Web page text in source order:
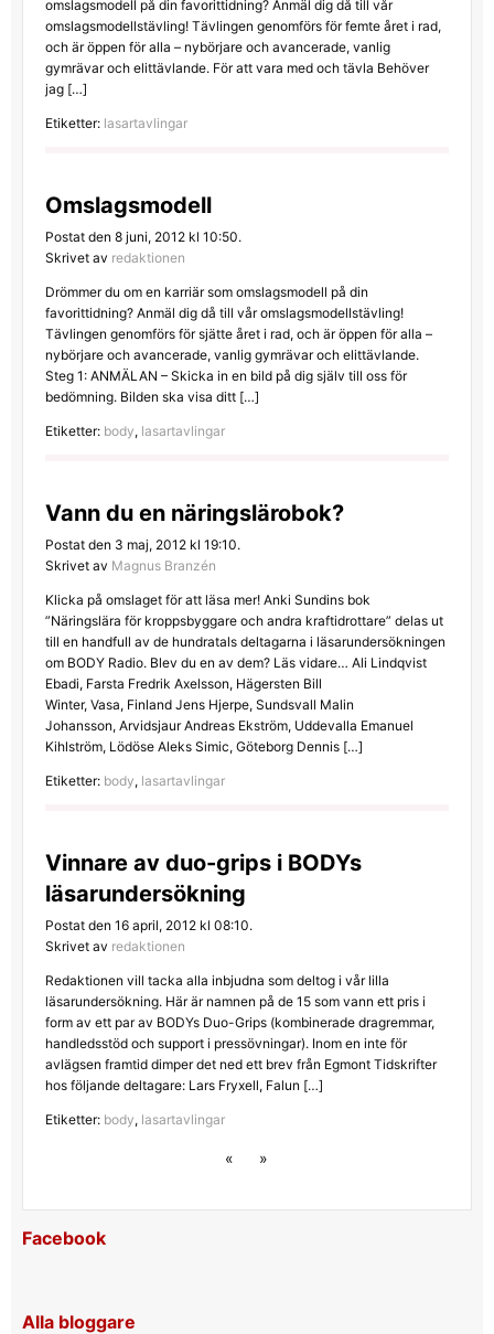
omslagsmodell på din favorittidning? Anmäl dig då till vår
omslagsmodellstävling! Tävlingen genomförs för femte året i rad,
och är öppen för alla – nybörjare och avancerade, vanlig
gymrävar och elittävlande. För att vara med och tävla Behöver
jag […]
Etiketter: lasartavlingar
Omslagsmodell
Postat den 8 juni, 2012 kl 10:50.
Skrivet av redaktionen
Drömmer du om en karriär som omslagsmodell på din
favorittidning? Anmäl dig då till vår omslagsmodellstävling!
Tävlingen genomförs för sjätte året i rad, och är öppen för alla –
nybörjare och avancerade, vanlig gymrävar och elittävlande.
Steg 1: ANMÄLAN – Skicka in en bild på dig själv till oss för
bedömning. Bilden ska visa ditt […]
Etiketter: body, lasartavlingar
Vann du en näringslärobok?
Postat den 3 maj, 2012 kl 19:10.
Skrivet av Magnus Branzén
Klicka på omslaget för att läsa mer! Anki Sundins bok
”Näringslära för kroppsbyggare och andra kraftidrottare” delas ut
till en handfull av de hundratals deltagarna i läsarundersökningen
om BODY Radio. Blev du en av dem? Läs vidare… Ali Lindqvist
Ebadi, Farsta Fredrik Axelsson, Hägersten Bill
Winter, Vasa, Finland Jens Hjerpe, Sundsvall Malin
Johansson, Arvidsjaur Andreas Ekström, Uddevalla Emanuel
Kihlström, Lödöse Aleks Simic, Göteborg Dennis […]
Etiketter: body, lasartavlingar
Vinnare av duo-grips i BODYs
läsarundersökning
Postat den 16 april, 2012 kl 08:10.
Skrivet av redaktionen
Redaktionen vill tacka alla inbjudna som deltog i vår lilla
läsarundersökning. Här är namnen på de 15 som vann ett pris i
form av ett par av BODYs Duo-Grips (kombinerade dragremmar,
handledsstöd och support i pressövningar). Inom en inte för
avlägsen framtid dimper det ned ett brev från Egmont Tidskrifter
hos följande deltagare: Lars Fryxell, Falun […]
Etiketter: body, lasartavlingar
« »
Facebook
Alla bloggare